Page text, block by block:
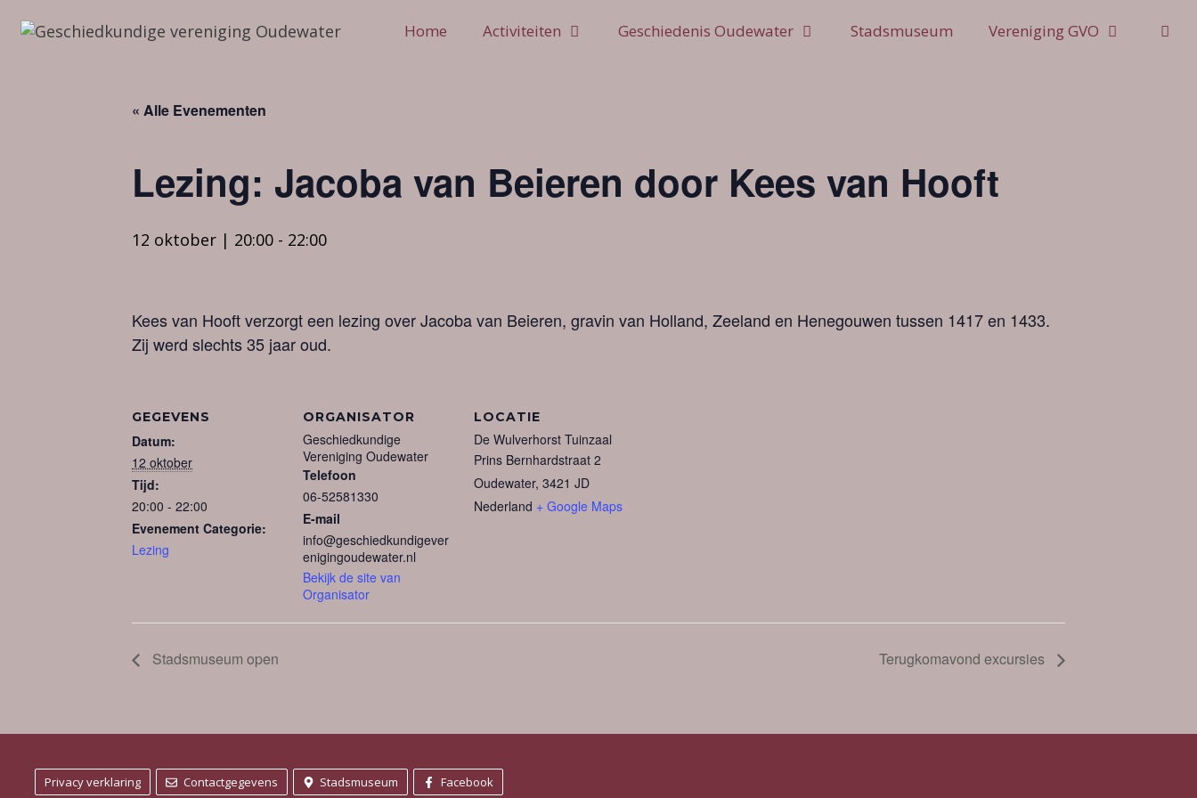
naar
Home Activiteiten Geschiedenis Oudewater Stadsmuseum Vereniging GVO
« Alle Evenementen
Lezing: Jacoba van Beieren door Kees van Hooft
12 oktober | 20:00 - 22:00
Kees van Hooft verzorgt een lezing over Jacoba van Beieren, gravin van Holland, Zeeland en Henegouwen tussen 1417 en 1433.
Zij werd slechts 35 jaar oud.
GEGEVENS
Datum:
12 oktober
Tijd:
20:00 - 22:00
Evenement Categorie:
Lezing
ORGANISATOR
Geschiedkundige
Vereniging Oudewater
Telefoon
06-52581330
E-mail
info@geschiedkundigever
enigingoudewater.nl
Bekijk de site van
Organisator
LOCATIE
De Wulverhorst Tuinzaal
Prins Bernhardstraat 2
Oudewater, 3421 JD
Nederland + Google Maps
Stadsmuseum open Terugkomavond excursies
Privacy verklaring Contactgegevens Stadsmuseum Facebook